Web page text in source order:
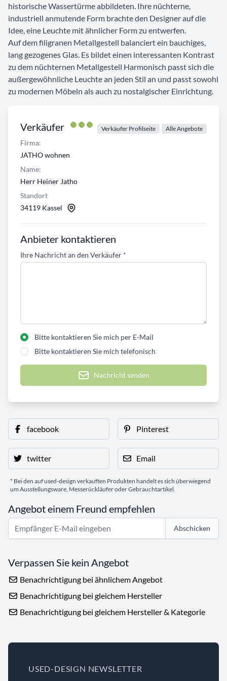
Verkäufer Verkäufer Profilseite Alle Angebote
Firma:
JATHO wohnen
Name:
Herr Heiner Jatho
Standort
34119 Kassel
Anbieter kontaktieren
Ihre Nachricht an den Verkäufer *
Bitte kontaktieren Sie mich per E-Mail
Bitte kontaktieren Sie mich telefonisch
Nachricht senden
historische Wassertürme abbildeten. Ihre nüchterne,
industriell anmutende Form brachte den Designer auf die
Idee, eine Leuchte mit ähnlicher Form zu entwerfen.
Auf dem filigranen Metallgestell balanciert ein bauchiges,
lang gezogenes Glas. Es bildet einen interessanten Kontrast
zu dem nüchternen Metallgestell Harmonisch passt sich die
außergewöhnliche Leuchte an jeden Stil an und passt sowohl
zu modernen Möbeln als auch zu nostalgischer Einrichtung.
facebook Pinterest
twitter Email
* Bei den auf used-design verkauften Produkten handelt es sich überwiegend
um Ausstellungsware, Messerückläufer oder Gebrauchtartikel.
Angebot einem Freund empfehlen
Abschicken
Verpassen Sie kein Angebot
Benachrichtigung bei ähnlichem Angebot
Benachrichtigung bei gleichem Hersteller
Benachrichtigung bei gleichem Hersteller & Kategorie
USED-DESIGN NEWSLETTER